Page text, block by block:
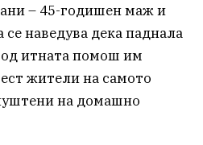
– 45-годишен маж и
се наведува дека паднала
од итната помош им
жители на самото
на домашно